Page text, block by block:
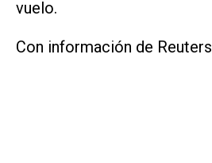
vuelo.
Con información de Reuters